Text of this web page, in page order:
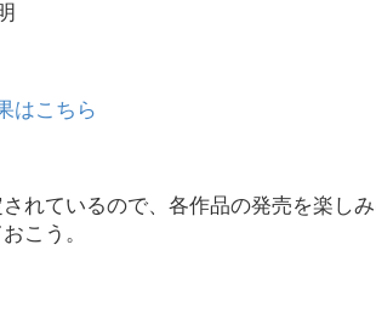
はこちら
れているので、各作品の発売を楽し
こう。